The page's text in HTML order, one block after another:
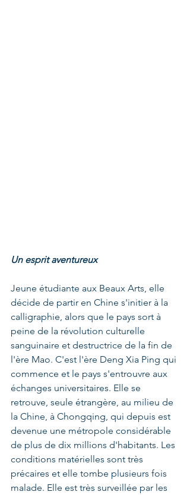
Un esprit aventureux
Jeune étudiante aux Beaux Arts, elle
décide de partir en Chine s'initier à la
calligraphie, alors que le pays sort à
peine de la révolution culturelle
sanguinaire et destructrice de la fin de
l'ère Mao. C'est l'ère Deng Xia Ping qui
commence et le pays s'entrouvre aux
échanges universitaires. Elle se
retrouve, seule étrangère, au milieu de
la Chine, à Chongqing, qui depuis est
devenue une métropole considérable
de plus de dix millions d'habitants. Les
conditions matérielles sont très
précaires et elle tombe plusieurs fois
malade. Elle est très surveillée par les